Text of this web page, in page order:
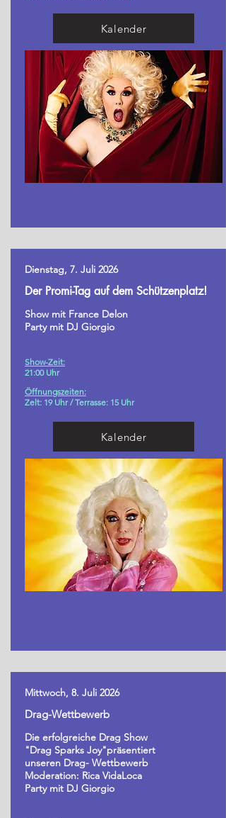
Kalender
Dienstag, 7. Juli 2026
Der Promi-Tag auf dem Schützenplatz!
Show mit France Delon
Party mit DJ Giorgio
Show-Zeit:
21:00 Uhr
Öffnungszeiten:
Zelt: 19 Uhr /Terrasse: 15 Uhr
Kalender
Mittwoch, 8. Juli 2026
Drag-Wettbewerb
Die erfolgreiche Drag Show
"Drag Sparks Joy"präsentiert
unseren Drag- Wettbewerb
Moderation: Rica VidaLoca
Party mit DJ Giorgio